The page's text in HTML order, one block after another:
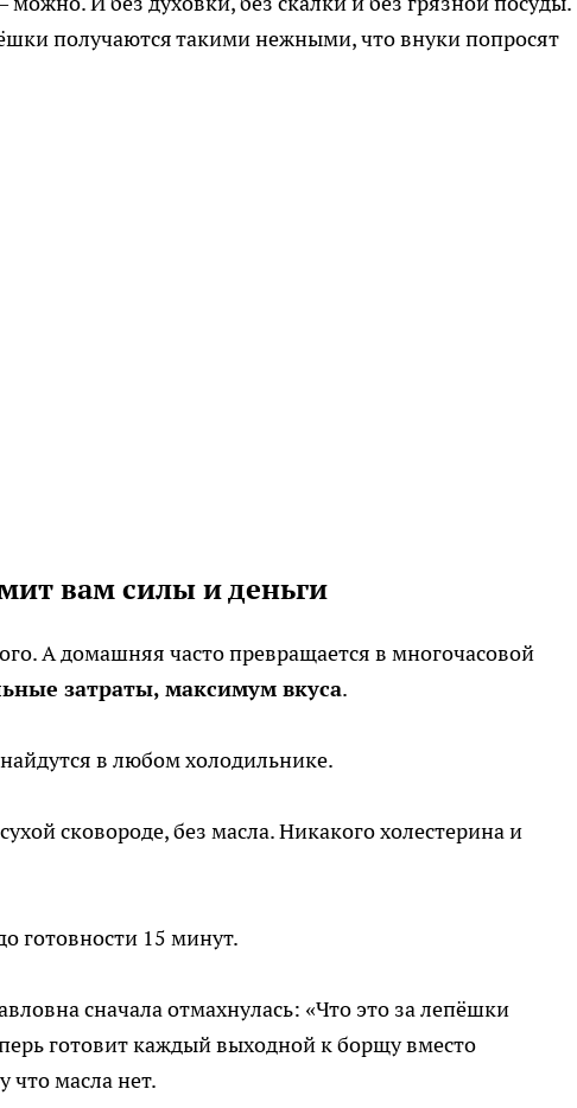
получаются такими нежными, что внуки попросят
вам силы и деньги
А домашняя часто превращается в многочасовой
затраты, максимум вкуса.
в любом холодильнике.
сковороде, без масла. Никакого холестерина и
готовности 15 минут.
сначала отмахнулась: «Что это за лепёшки
готовит каждый выходной к борщу вместо
что масла нет.